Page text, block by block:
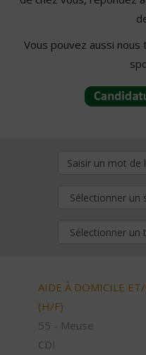
Vous pouvez aussi
AIDE À DOMICILE
(H/F)
55 - Meuse
CDI